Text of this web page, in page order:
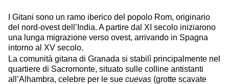
I Gitani sono un ramo iberico del popolo Rom, originario
del nord-ovest dell’India. A partire dal XI secolo iniziarono
una lunga migrazione verso ovest, arrivando in Spagna
intorno al XV secolo.
La comunità gitana di Granada si stabilì principalmente nel
quartiere di Sacromonte, situato sulle colline antistanti
all’Alhambra, celebre per le sue cuevas (grotte scavate